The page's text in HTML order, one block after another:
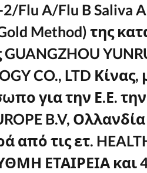
2/Flu A/Flu B Saliva
Method) της
GUANGZHOU
CO., LTD Κίνας,
για την Ε.Ε. την
B.V,
από τις ετ.
ΕΤΑΙΡΕΙΑ και